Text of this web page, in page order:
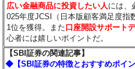
広い金融商品に投資したい人 には、
025年度JCSI（日本版顧客満足度指
1位を獲得。また口座開設サポート
心者には嬉しいポイントだ。
【SBI証券の関連記事】
◆【SBI証券の特徴とおすすめポイ